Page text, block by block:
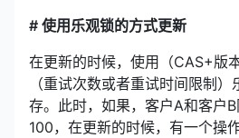
# 使用乐观锁的方式更新
在更新的时候，使用（CAS+版
（重试次数或者重试时间限制
存。此时，如果，客户A和客户
100，在更新的时候，有一个操